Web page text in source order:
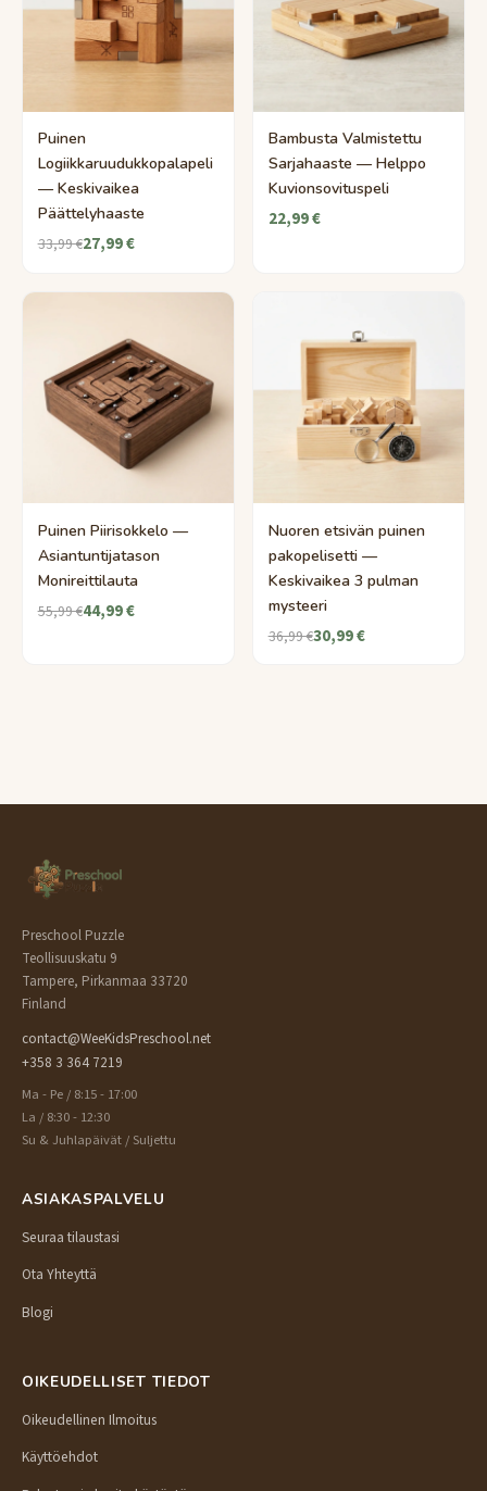
Puinen
Logiikkaruudukkopalapeli
— Keskivaikea
Päättelyhaaste
33,99 €27,99 €
Bambusta Valmistettu
Sarjahaaste — Helppo
Kuvionsovituspeli
22,99 €
Puinen Piirisokkelo —
Asiantuntijatason
Monireittilauta
55,99 €44,99 €
Nuoren etsivän puinen
pakopelisetti —
Keskivaikea 3 pulman
mysteeri
36,99 €30,99 €
Preschool Puzzle
Teollisuuskatu 9
Tampere, Pirkanmaa 33720
Finland
contact@WeeKidsPreschool.net
+358 3 364 7219
Ma - Pe / 8:15 - 17:00
La / 8:30 - 12:30
Su & Juhlapäivät / Suljettu
ASIAKASPALVELU
Seuraa tilaustasi
Ota Yhteyttä
Blogi
OIKEUDELLISET TIEDOT
Oikeudellinen Ilmoitus
Käyttöehdot